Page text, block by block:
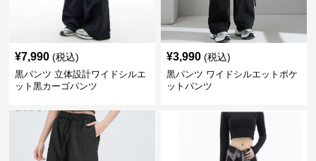
¥7,990 (税込)
黒パンツ 立体設計ワイドシルエ
ット黒カーゴパンツ
¥3,990 (税込)
黒パンツ ワイドシルエットポケ
ットパンツ